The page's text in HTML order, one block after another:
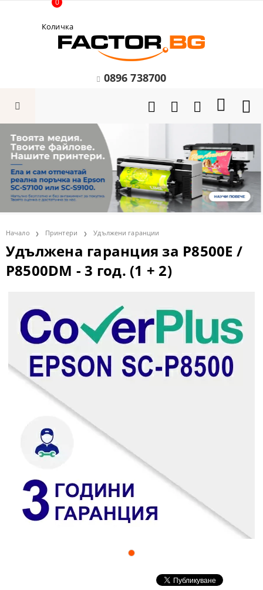
Количка
0
0896 738700
Начало Принтери Удължени гаранции
Удължена гаранция за P8500E /
P8500DМ - 3 год. (1 + 2)